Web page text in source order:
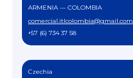
ARMENIA — COLOMBIA
comercial.itlcolombia@gmail.com
+57 (6) 734 37 58
Czechia